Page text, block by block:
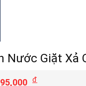
Nước Giặt Xả
đ